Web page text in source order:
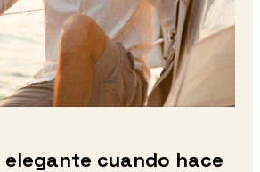
elegante cuando hace